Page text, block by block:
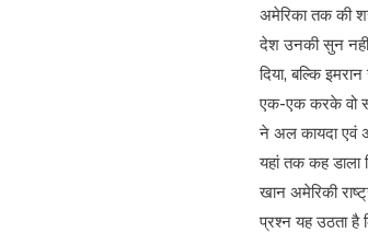
अमेरिका तक की
देश उनकी सुन
दिया, बल्कि
एक-एक करके वो
ने अल कायदा एवं
यहां तक कह
खान अमेरिकी
प्रश्न यह उठता है